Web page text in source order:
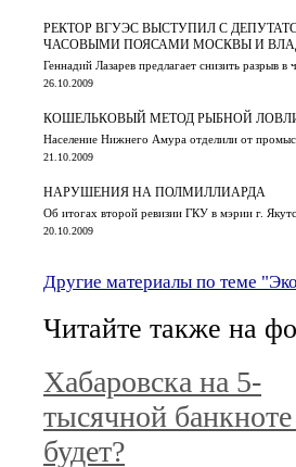
РЕКТОР ВГУЭС ВЫСТУПИЛ С
ЧАСОВЫМИ ПОЯСАМИ МОСКВЫ И
Геннадий Лазарев предлагает снизить разрыв
26.10.2009
КОШЕЛЬКОВЫЙ МЕТОД РЫБНОЙ
Население Нижнего Амура отделили от
21.10.2009
НАРУШЕНИЯ НА ПОЛМИЛЛИАРДА
Об итогах второй ревизии ГКУ в мэрии г.
20.10.2009
Другие материалы по теме
Читайте также на
Хабаровска на 5-
тысячной
будет?